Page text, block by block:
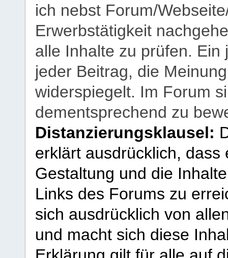
ich nebst Forum/
Erwerbstätigkeit
alle Inhalte zu prüfen.
jeder Beitrag, die
widerspiegelt. Im Forum
dementsprechend zu
Distanzierungsklausel:
erklärt ausdrücklich,
Gestaltung und die
Links des Forums zu
sich ausdrücklich von
und macht sich diese